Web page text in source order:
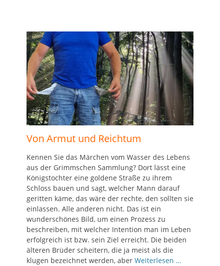
Von Armut und Reichtum
Kennen Sie das Märchen vom Wasser des Lebens
aus der Grimmschen Sammlung? Dort lässt eine
Königstochter eine goldene Straße zu ihrem
Schloss bauen und sagt, welcher Mann darauf
geritten käme, das wäre der rechte, den sollten sie
einlassen. Alle anderen nicht. Das ist ein
wunderschönes Bild, um einen Prozess zu
beschreiben, mit welcher Intention man im Leben
erfolgreich ist bzw. sein Ziel erreicht. Die beiden
älteren Brüder scheitern, die ja meist als die
klugen bezeichnet werden, aber Weiterlesen …